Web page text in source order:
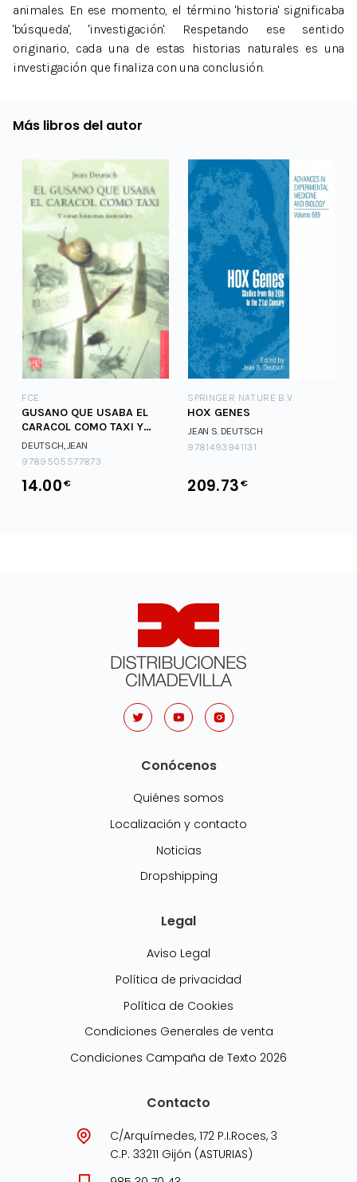
animales. En ese momento, el término 'historia' significaba
'búsqueda', 'investigación'. Respetando ese sentido
originario, cada una de estas historias naturales es una
investigación que finaliza con una conclusión.
Más libros del autor
FCE
GUSANO QUE USABA EL
CARACOL COMO TAXI Y
OTRAS HISTORIAS NATU
DEUTSCH,JEAN
9789505577873
14.00€
SPRINGER NATURE B.V.
HOX GENES
JEAN S. DEUTSCH
9781493941131
209.73 €
Conócenos
Quiénes somos
Localización y contacto
Noticias
Dropshipping
Legal
Aviso Legal
Política de privacidad
Política de Cookies
Condiciones Generales de venta
Condiciones Campaña de Texto 2026
Contacto
C/Arquímedes, 172 P.I.Roces, 3
C.P. 33211 Gijón (ASTURIAS)